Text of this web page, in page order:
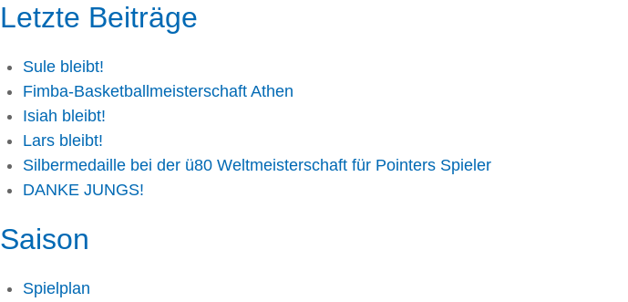
Letzte Beiträge
Sule bleibt!
Fimba-Basketballmeisterschaft Athen
Isiah bleibt!
Lars bleibt!
Silbermedaille bei der ü80 Weltmeisterschaft für Pointers Spieler
DANKE JUNGS!
Saison
Spielplan